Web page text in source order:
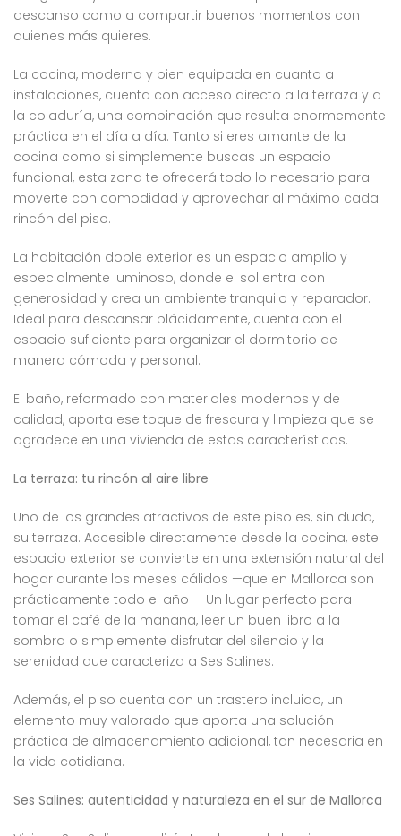
descanso como a compartir buenos momentos con
quienes más quieres.
La cocina, moderna y bien equipada en cuanto a
instalaciones, cuenta con acceso directo a la terraza y a
la coladuría, una combinación que resulta enormemente
práctica en el día a día. Tanto si eres amante de la
cocina como si simplemente buscas un espacio
funcional, esta zona te ofrecerá todo lo necesario para
moverte con comodidad y aprovechar al máximo cada
rincón del piso.
La habitación doble exterior es un espacio amplio y
especialmente luminoso, donde el sol entra con
generosidad y crea un ambiente tranquilo y reparador.
Ideal para descansar plácidamente, cuenta con el
espacio suficiente para organizar el dormitorio de
manera cómoda y personal.
El baño, reformado con materiales modernos y de
calidad, aporta ese toque de frescura y limpieza que se
agradece en una vivienda de estas características.
La terraza: tu rincón al aire libre
Uno de los grandes atractivos de este piso es, sin duda,
su terraza. Accesible directamente desde la cocina, este
espacio exterior se convierte en una extensión natural del
hogar durante los meses cálidos —que en Mallorca son
prácticamente todo el año—. Un lugar perfecto para
tomar el café de la mañana, leer un buen libro a la
sombra o simplemente disfrutar del silencio y la
serenidad que caracteriza a Ses Salines.
Además, el piso cuenta con un trastero incluido, un
elemento muy valorado que aporta una solución
práctica de almacenamiento adicional, tan necesaria en
la vida cotidiana.
Ses Salines: autenticidad y naturaleza en el sur de Mallorca